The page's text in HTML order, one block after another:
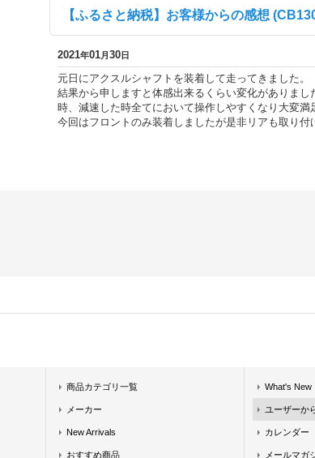
【ふるさと納税】お客様からの感想
2021年01月30日
元日にアクスルシャフトを装着して走ってきました。
結果から申しますと体感出来るくらい変化がありま
時、減速した時全てにおいて操作しやすくなり大変満
今回はフロントのみ装着しましたが是非リアも取り付
商品カテゴリ一覧
メーカー
New Arrivals
おすすめ商品
What's New
ユーザーか
カレンダー
メールマガ